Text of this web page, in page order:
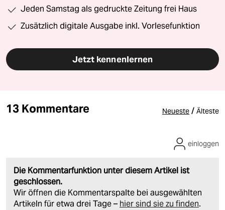
Jeden Samstag als gedruckte Zeitung frei Haus
Zusätzlich digitale Ausgabe inkl. Vorlesefunktion
Jetzt kennenlernen
13 Kommentare Neueste / Älteste
Die Kommentarfunktion unter diesem Artikel ist
geschlossen.
Wir öffnen die Kommentarspalte bei ausgewählten
Artikeln für etwa drei Tage – hier sind sie zu finden.
einloggen